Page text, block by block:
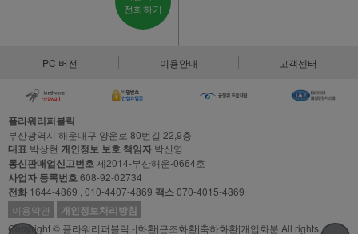
전화하기
PC 버전 이용안내 고객센터
플라워리퍼블릭
부산광역시 해운대구 양운로 80번길 22,9층
대표 박상현 개인정보 보호 책임자 박신영
통신판매업신고번호제2014-부산해운-0664호
사업자 등록번호608-92-02734
전화 1644-4869 , 010-4407-4869 팩스070-4015-4869
이용약관
개인정보처리방침
Copyright © 플라워리퍼블릭 -|화환|근조화환|축하화환|개업화분 All rights